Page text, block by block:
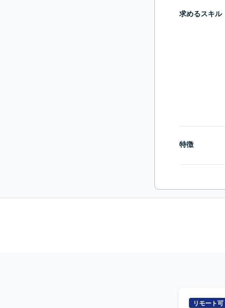
求めるスキル
特徴
リモート可